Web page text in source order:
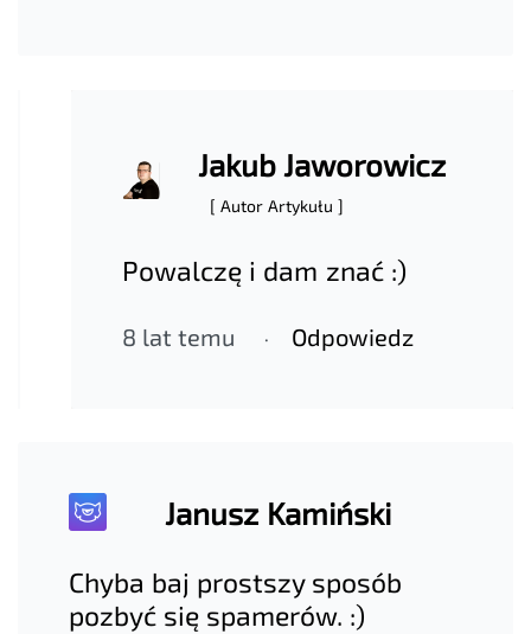
Jakub Jaworowicz
[ Autor Artykułu ]
Powalczę i dam znać :)
8 lat temu Odpowiedz
Janusz Kamiński
Chyba baj prostszy sposób
pozbyć się spamerów. :)